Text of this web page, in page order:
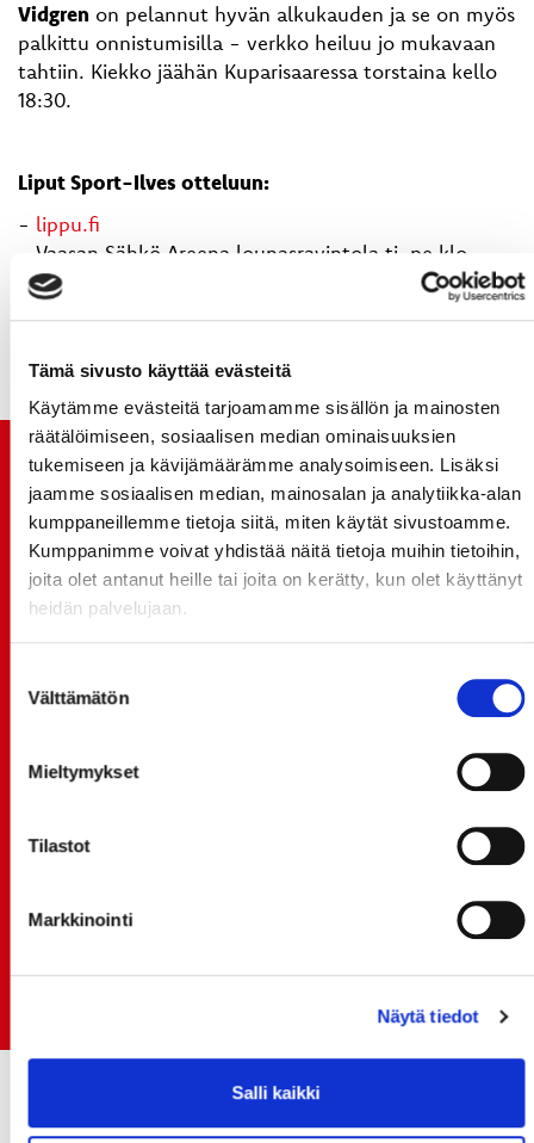
Tämä sivusto käyttää evästeitä
Käytämme evästeitä tarjoamamme sisällön ja mainosten
räätälöimiseen, sosiaalisen median ominaisuuksien
tukemiseen ja kävijämäärämme analysoimiseen. Lisäksi
jaamme sosiaalisen median, mainosalan ja analytiikka-alan
kumppaneillemme tietoja siitä, miten käytät sivustoamme.
Kumppanimme voivat yhdistää näitä tietoja muihin tietoihin,
joita olet antanut heille tai joita on kerätty, kun olet käyttänyt
heidän palvelujaan.
valinta
Välttämätön
Mieltymykset
Tilastot
Markkinointi
Näytä tiedot
Salli kaikki
Vidgren on pelannut hyvän alkukauden ja se on myös
palkittu onnistumisilla - verkko heiluu jo mukavaan
tahtiin. Kiekko jäähän Kuparisaaressa torstaina kello
18:30.
Liput Sport-Ilves otteluun:
- lippu.fi
- Vaasan Sähkö Areena lounasravintola ti-pe klo
10:30-13:30
- R-kioskit kautta maan
TUOREIMMAT UUTISET
20.07.
JOKERIT-OTTELUN LIPUT MYYNTIIN HUOMENNA TI
21.7. 12:00 - ENNAKKOKYSYNTÄ POIKKEUKSELLISTA
LIIKUNTALEIKKIKOULUUN KESÄ-HEINÄKUUSSA!
SPORT-ÄSSÄT JA KOKO JOUKKUEEN MEET&GREET
TO 13.8. - LIPUT NYT MYYNNISSÄ
Rinta-Joupin Autoliike jatkaa Sportin
monikymmenvuotiselle yhteistyölle
Early Bird-lippupaketit nyt myynnissä! - näe
Jokerit-matsi ja useat muut